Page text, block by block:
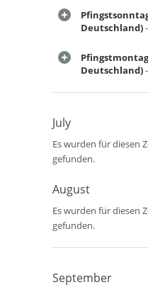
Deutschland)
Deutschland)
July
Es wurden für diesen
gefunden.
August
Es wurden für diesen
gefunden.
September